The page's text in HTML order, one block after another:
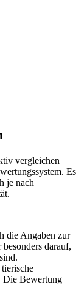
vergleichen
Es
je nach
die Angaben zur
darauf,
Die Bewertung